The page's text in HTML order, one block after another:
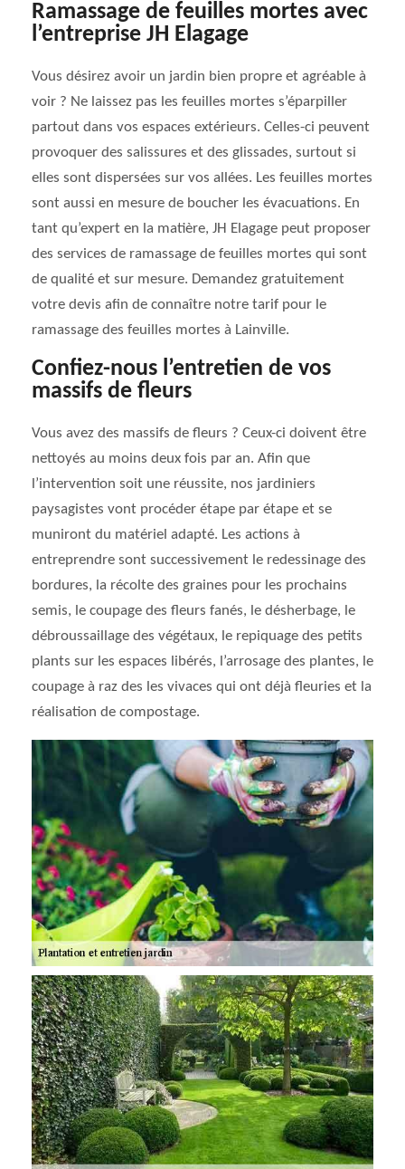
Ramassage de feuilles mortes avec
l’entreprise JH Elagage
Vous désirez avoir un jardin bien propre et agréable à
voir ? Ne laissez pas les feuilles mortes s’éparpiller
partout dans vos espaces extérieurs. Celles-ci peuvent
provoquer des salissures et des glissades, surtout si
elles sont dispersées sur vos allées. Les feuilles mortes
sont aussi en mesure de boucher les évacuations. En
tant qu’expert en la matière, JH Elagage peut proposer
des services de ramassage de feuilles mortes qui sont
de qualité et sur mesure. Demandez gratuitement
votre devis afin de connaître notre tarif pour le
ramassage des feuilles mortes à Lainville.
Confiez-nous l’entretien de vos
massifs de fleurs
Vous avez des massifs de fleurs ? Ceux-ci doivent être
nettoyés au moins deux fois par an. Afin que
l’intervention soit une réussite, nos jardiniers
paysagistes vont procéder étape par étape et se
muniront du matériel adapté. Les actions à
entreprendre sont successivement le redessinage des
bordures, la récolte des graines pour les prochains
semis, le coupage des fleurs fanés, le désherbage, le
débroussaillage des végétaux, le repiquage des petits
plants sur les espaces libérés, l’arrosage des plantes, le
coupage à raz des les vivaces qui ont déjà fleuries et la
réalisation de compostage.